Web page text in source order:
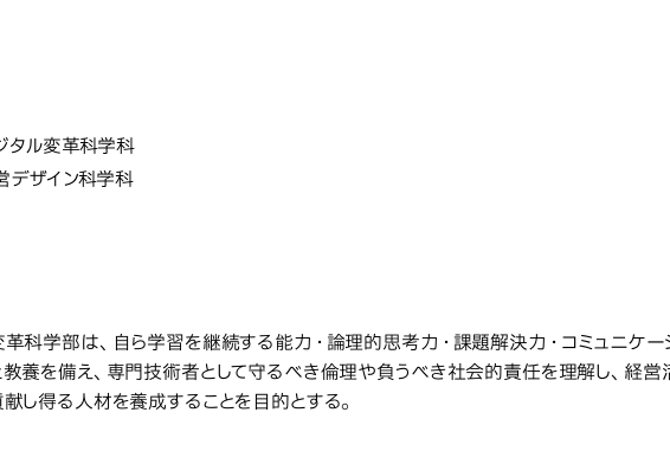
・学科・研究科・専攻の名称
タル変革科学科
デザイン科学科
研究上の目的
科学部は、自ら学習を継続する能力・論理的思考力・課題解決力・コミュニケー
養を備え、専門技術者として守るべき倫理や負うべき社会的責任を理解し、経
し得る人材を養成することを目的とする。